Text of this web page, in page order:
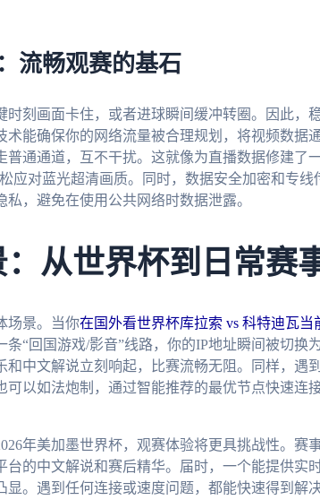
流畅观赛的基石
时刻画面卡住，或者进球瞬间缓冲转圈。因此，
术能确保你的网络流量被合理规划，将视频数据
普通通道，互不干扰。这就像为直播数据修建了
应对蓝光超清画质。同时，数据安全加密和专
私，避免在使用公共网络时数据泄露。
：从世界杯到日常赛
场景。当你在国外看世界杯库拉索 vs 科特迪瓦当
条“回国游戏/影音”线路，你的IP地址瞬间被切换
和中文解说立刻响起，比赛流畅无阻。同样，遇到
可以如法炮制，通过智能推荐的最优节点快速连
年美加墨世界杯，观赛体验将更具挑战性。赛
台的中文解说和赛后精华。届时，一个能提供实
显。遇到任何连接或速度问题，都能快速得到解